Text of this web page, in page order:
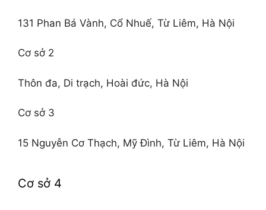
131 Phan Bá Vành, Cổ Nhuế, Từ Liêm, Hà Nội
Cơ sở 2
Thôn đa, Di trạch, Hoài đức, Hà Nội
Cơ sở 3
15 Nguyễn Cơ Thạch, Mỹ Đình, Từ Liêm, Hà Nội
Cơ sở 4